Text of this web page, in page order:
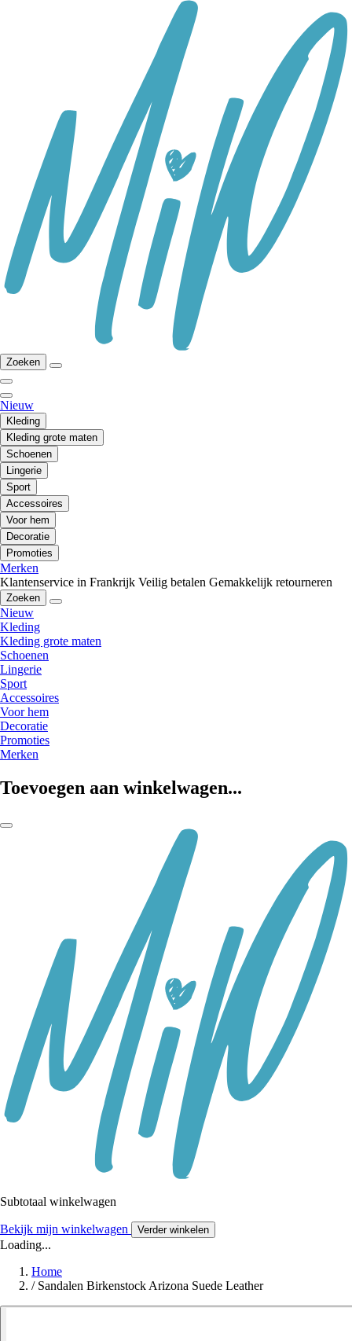
Zoeken
Nieuw
Kleding
Kleding grote maten
Schoenen
Lingerie
Sport
Accessoires
Voor hem
Decoratie
Promoties
Merken
Klantenservice in Frankrijk Veilig betalen Gemakkelijk retourneren
Zoeken
Nieuw
Kleding
Kleding grote maten
Schoenen
Lingerie
Sport
Accessoires
Voor hem
Decoratie
Promoties
Merken
Toevoegen aan winkelwagen...
Subtotaal winkelwagen
Bekijk mijn winkelwagen Verder winkelen
Loading...
Home
/ Sandalen Birkenstock Arizona Suede Leather